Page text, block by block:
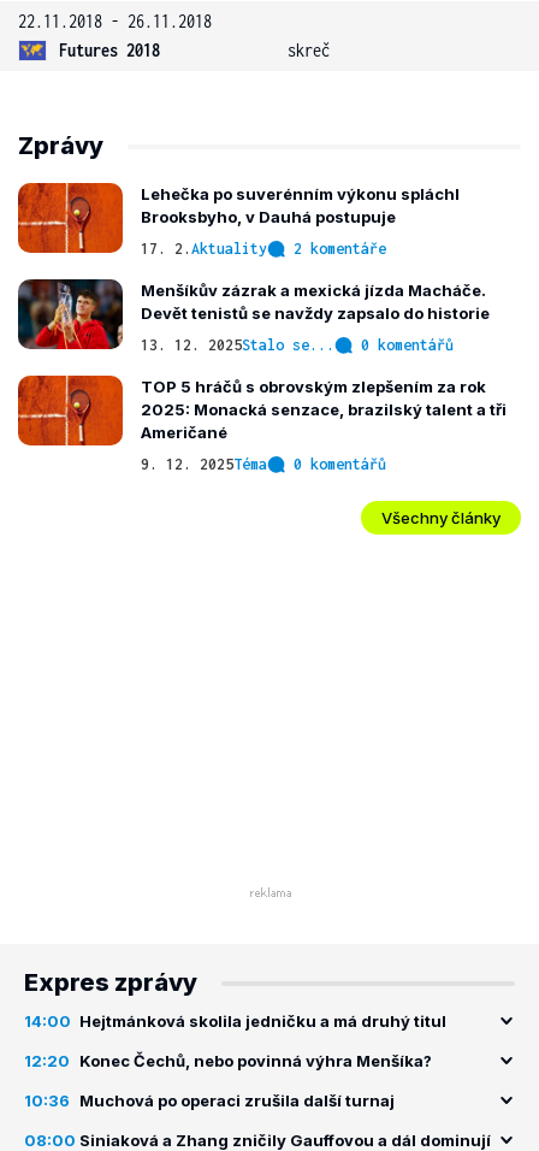
22.11.2018 - 26.11.2018
Futures 2018
skreč
Zprávy
Lehečka po suverénním výkonu spláchl
Brooksbyho, v Dauhá postupuje
17. 2. Aktuality 2 komentáře
Menšíkův zázrak a mexická jízda Macháče.
Devět tenistů se navždy zapsalo do historie
13. 12. 2025Stalo se... 0 komentářů
TOP 5 hráčů s obrovským zlepšením za rok
2025: Monacká senzace, brazilský talent a tři
Američané
9. 12. 2025Téma 0 komentářů
Všechny články
Expres zprávy
14:00 Hejtmánková skolila jedničku a má druhý titul
12:20 Konec Čechů, nebo povinná výhra Menšíka?
10:36 Muchová po operaci zrušila další turnaj
08:00 Siniaková a Zhang zničily Gauffovou a dál dominují